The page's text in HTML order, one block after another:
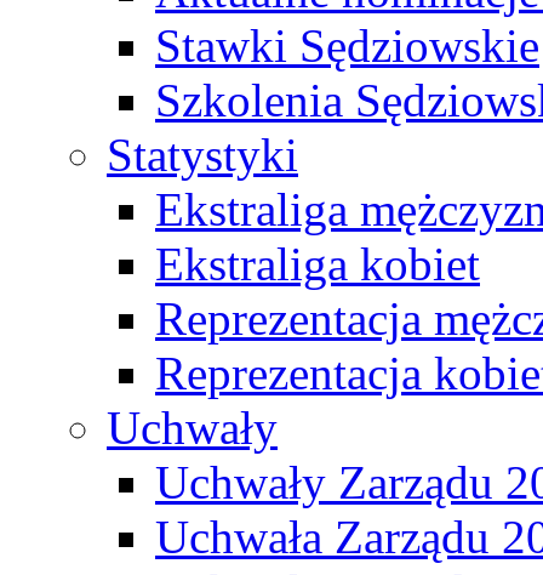
Stawki Sędziowskie
Szkolenia
Statystyki
Ekstraliga
Ekstraliga kobiet
Reprezentacja
Reprezentacja
Uchwały
Uchwały Zarządu
Uchwała Zarządu